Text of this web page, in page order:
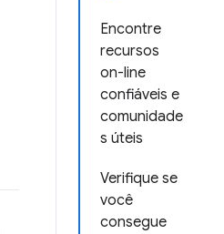
Encontre
recursos
on-line
confiáveis e
comunidade
s úteis
Verifique se
você
consegue